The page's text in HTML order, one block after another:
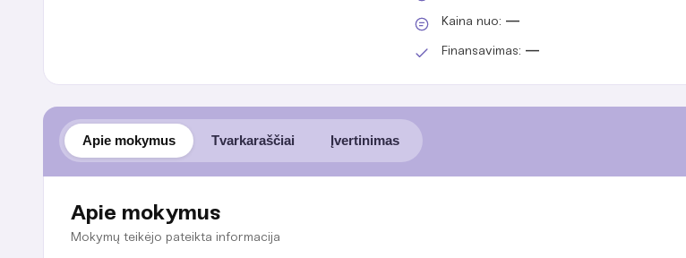
Kaina nuo: —
Finansavimas: —
Apie mokymus Tvarkaraščiai Įvertinimas
Apie mokymus
Mokymų teikėjo pateikta informacija